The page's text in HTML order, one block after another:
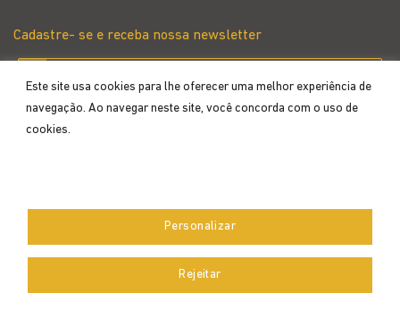
Este site usa cookies para lhe oferecer uma melhor experiência de
navegação. Ao navegar neste site, você concorda com o uso de
cookies.
Personalizar
Rejeitar
Cadastre- se e receba nossa newsletter
Desenvolvido por